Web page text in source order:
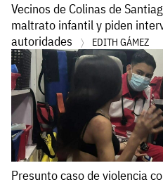
Vecinos de Colinas de
maltrato infantil y piden
autoridades
EDITH GÁMEZ
Presunto caso de violencia